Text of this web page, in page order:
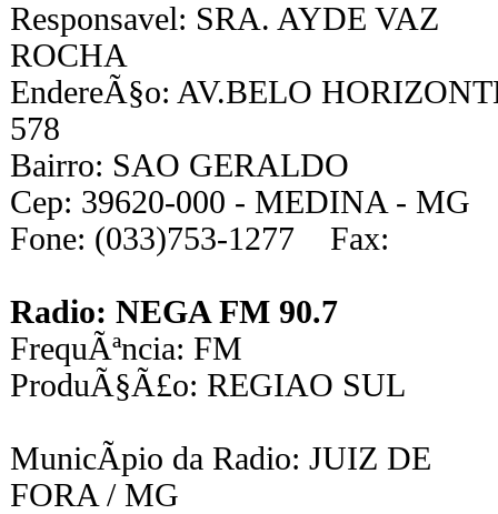
Responsavel: SRA. AYDE VAZ
ROCHA
EndereÃ§o: AV.BELO
578
Bairro: SAO GERALDO
Cep: 39620-000 - MEDINA - MG
Fone: (033)753-1277 Fax:
Radio: NEGA FM 90.7
FrequÃªncia: FM
ProduÃ§Ã£o: REGIAO SUL
MunicÃ­pio da Radio: JUIZ DE
FORA / MG